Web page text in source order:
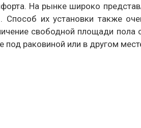
На рынке широко
их установки также
свободной площади
под раковиной или в другом